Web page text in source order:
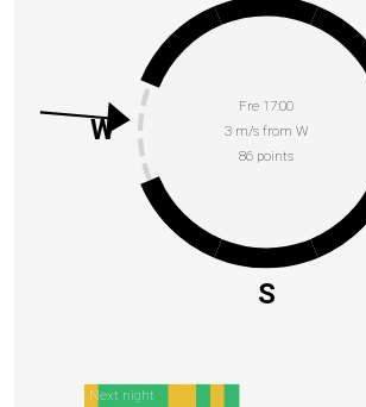
Fre 17:00
3 m/s from W
86 points
S
W
Next night